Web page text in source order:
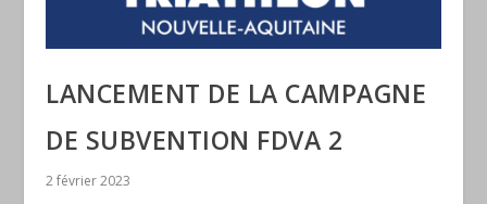
LANCEMENT DE LA CAMPAGNE
DE SUBVENTION FDVA 2
2 février 2023